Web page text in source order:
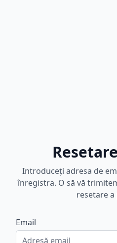
Introduceți adresa de
înregistra. O să vă
resetare a
Email